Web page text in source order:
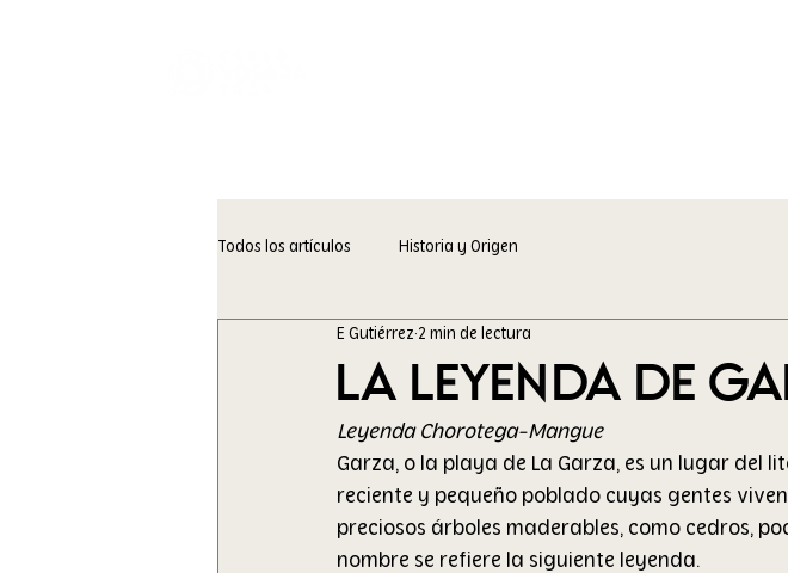
Todos los artículos Historia y Origen
la leyenda de
E Gutiérrez 2 min de lectura
Leyenda Chorotega-Mangue
Garza, o la playa de La Garza, es un lugar del
reciente y pequeño poblado cuyas gentes
preciosos árboles maderables, como cedros,
nombre se refiere la siguiente leyenda.